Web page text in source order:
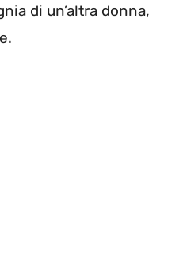
di un’altra donna,